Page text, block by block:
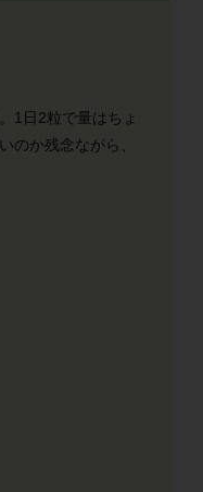
1日2粒で量はちょ
のか残念ながら、